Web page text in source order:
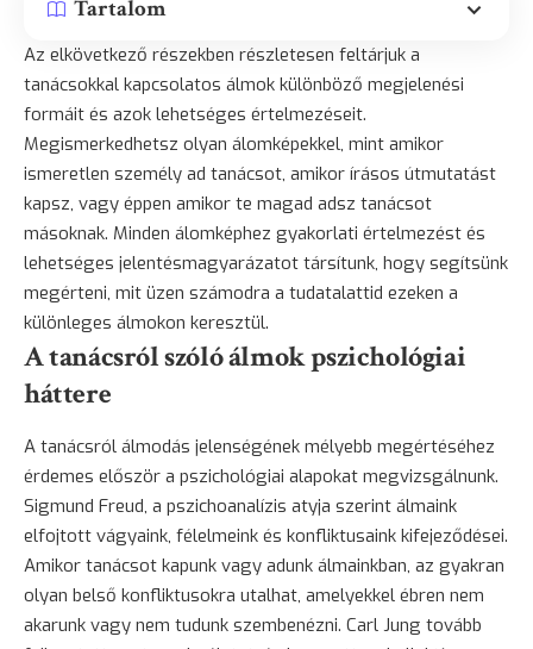
Tartalom
Az elkövetkező részekben részletesen feltárjuk a
tanácsokkal kapcsolatos álmok különböző megjelenési
formáit és azok lehetséges értelmezéseit.
Megismerkedhetsz olyan álomképekkel, mint amikor
ismeretlen személy ad tanácsot, amikor írásos útmutatást
kapsz, vagy éppen amikor te magad adsz tanácsot
másoknak. Minden álomképhez gyakorlati értelmezést és
lehetséges jelentésmagyarázatot társítunk, hogy segítsünk
megérteni, mit üzen számodra a tudatalattid ezeken a
különleges álmokon keresztül.
A tanácsról szóló álmok pszichológiai
háttere
A tanácsról álmodás jelenségének mélyebb megértéséhez
érdemes először a pszichológiai alapokat megvizsgálnunk.
Sigmund Freud, a pszichoanalízis atyja szerint álmaink
elfojtott vágyaink, félelmeink és konfliktusaink kifejeződései.
Amikor tanácsot kapunk vagy adunk álmainkban, az gyakran
olyan belső konfliktusokra utalhat, amelyekkel ébren nem
akarunk vagy nem tudunk szembenézni. Carl Jung tovább